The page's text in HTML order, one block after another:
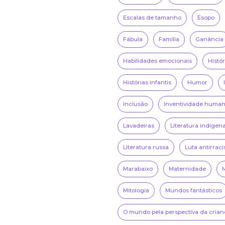
Escalas de tamanho Esopo
Fábula Família Ganância
Habilidades emocionais
Histórias infantis Humor
Inclusão Inventividade
Lavadeiras Literatura
Literatura russa Luta
Marabaixo Maternidade
Mitologia Mundos fantásticos
O mundo pela perspectiva da